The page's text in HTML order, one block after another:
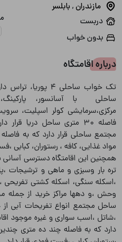
مازندران,بابلسر
دربست
بدون خواب
درباره اقامتگاه
تک خواب ساحلی ۴
ساحلی با آسانسور،
مرکزی،سرمایشی کولر اسپلیت،
فاصله ۳۰ متری ساحل دریا
مجتمع ساحلی قرار دارد که به
مواد غذایی، کافه ، رستوران، کبابی
همچنین این اقامتگاه دسترسی آسانی
تره بار وسبزی و ماهی و ترشیجات
،اسکله سنگی، اسکله کشتی تفریحی
وحش ،و دهها مراکز خرید از جمله
ساحل مجتمع انواع تفریحات آبی
،شاتل ،اسب سواری و غیره موجود
دارد که به فاصله چند ده متری